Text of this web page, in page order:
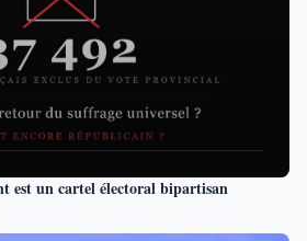
est un cartel électoral bipartisan